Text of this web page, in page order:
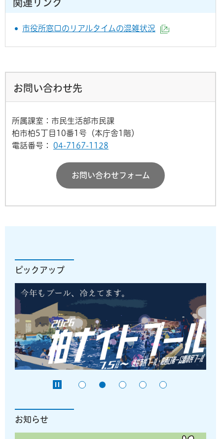
関連リンク
市役所窓口のリアルタイムの混雑状況
お問い合わせ先
所属課室：市民生活部市民課
柏市柏5丁目10番1号（本庁舎1階）
電話番号：
04-7167-1128
お問い合わせフォーム
ピックアップ
お知らせ